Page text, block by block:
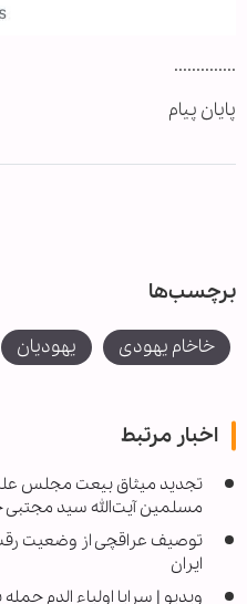
..............
پایان پیام
برچسب‌ها
خاخام یهودی یهودیان
اخبار مرتبط
تجدید میثاق بیعت مجلس
مسلمین آیت‌الله سید مجتبی
توصیف عراقچی از وضعیت
ایران
ویدیو | سرایا اولیاء الدم